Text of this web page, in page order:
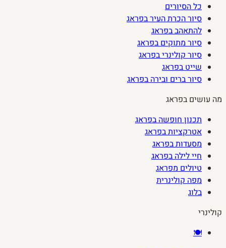
כל הסיורים
סיור הכרת העיר בפראג
להתאהב בפראג
סיור מתוקים בפראג
סיור קולינרי בפראג
שייט בפראג
סיור ברים ובירה בפראג
מה עושים בפראג
תכנון חופשה בפראג
אטרקציות בפראג
מסעדות בפראג
חיי לילה בפראג
טיולים מפראג
מפה קולינרית
בלוג
קולינרי
🍽️